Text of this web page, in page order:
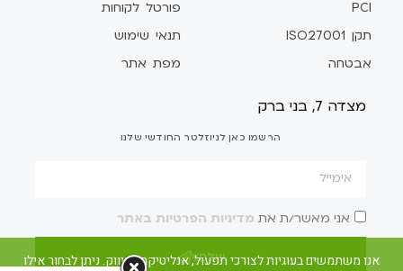
PCI
תקן ISO27001
אבטחה
פורטל לקוחות
תנאי שימוש
מפת אתר
מצדה 7, בני ברק
הרשמו כאן לניוזלטר החודשי שלנו
אני מאשר/ת את מדיניות הפרטיות באתר
שלח/י
אנו משתמשים בעוגיות לצורכי תפעול, אנליטיקה ושיווק. ניתן לבחור אילו